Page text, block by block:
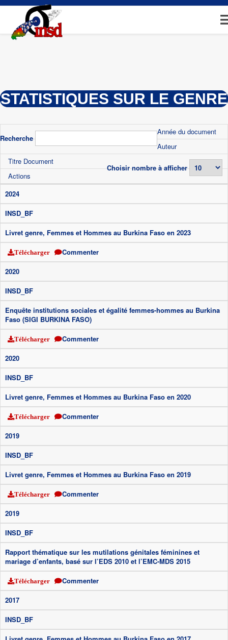
Aller
contenu
principal
STATISTIQUES SUR LE GENRE
Recherche
Choisir nombre à afficher
Année du document
Auteur
Titre Document
Actions
2024
INSD_BF
Livret genre, Femmes et Hommes au Burkina Faso en 2023
Télécharger
Commenter
2020
INSD_BF
Enquête institutions sociales et égalité femmes-hommes au Burkina
Faso (SIGI BURKINA FASO)
Télécharger
Commenter
2020
INSD_BF
Livret genre, Femmes et Hommes au Burkina Faso en 2020
Télécharger
Commenter
2019
INSD_BF
Livret genre, Femmes et Hommes au Burkina Faso en 2019
Télécharger
Commenter
2019
INSD_BF
Rapport thématique sur les mutilations génitales féminines et
mariage d’enfants, basé sur l’EDS 2010 et l’EMC-MDS 2015
Télécharger
Commenter
2017
INSD_BF